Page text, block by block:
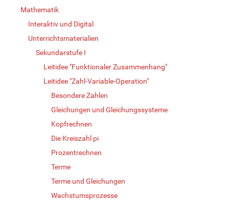
Mathematik
Interaktiv und Digital
Unterrichtsmaterialien
Sekundarstufe I
Leitidee "Funktionaler Zusammenhang"
Leitidee "Zahl-Variable-Operation"
Besondere Zahlen
Gleichungen und Gleichungssysteme
Kopfrechnen
Die Kreiszahl pi
Prozentrechnen
Terme
Terme und Gleichungen
Wachstumsprozesse